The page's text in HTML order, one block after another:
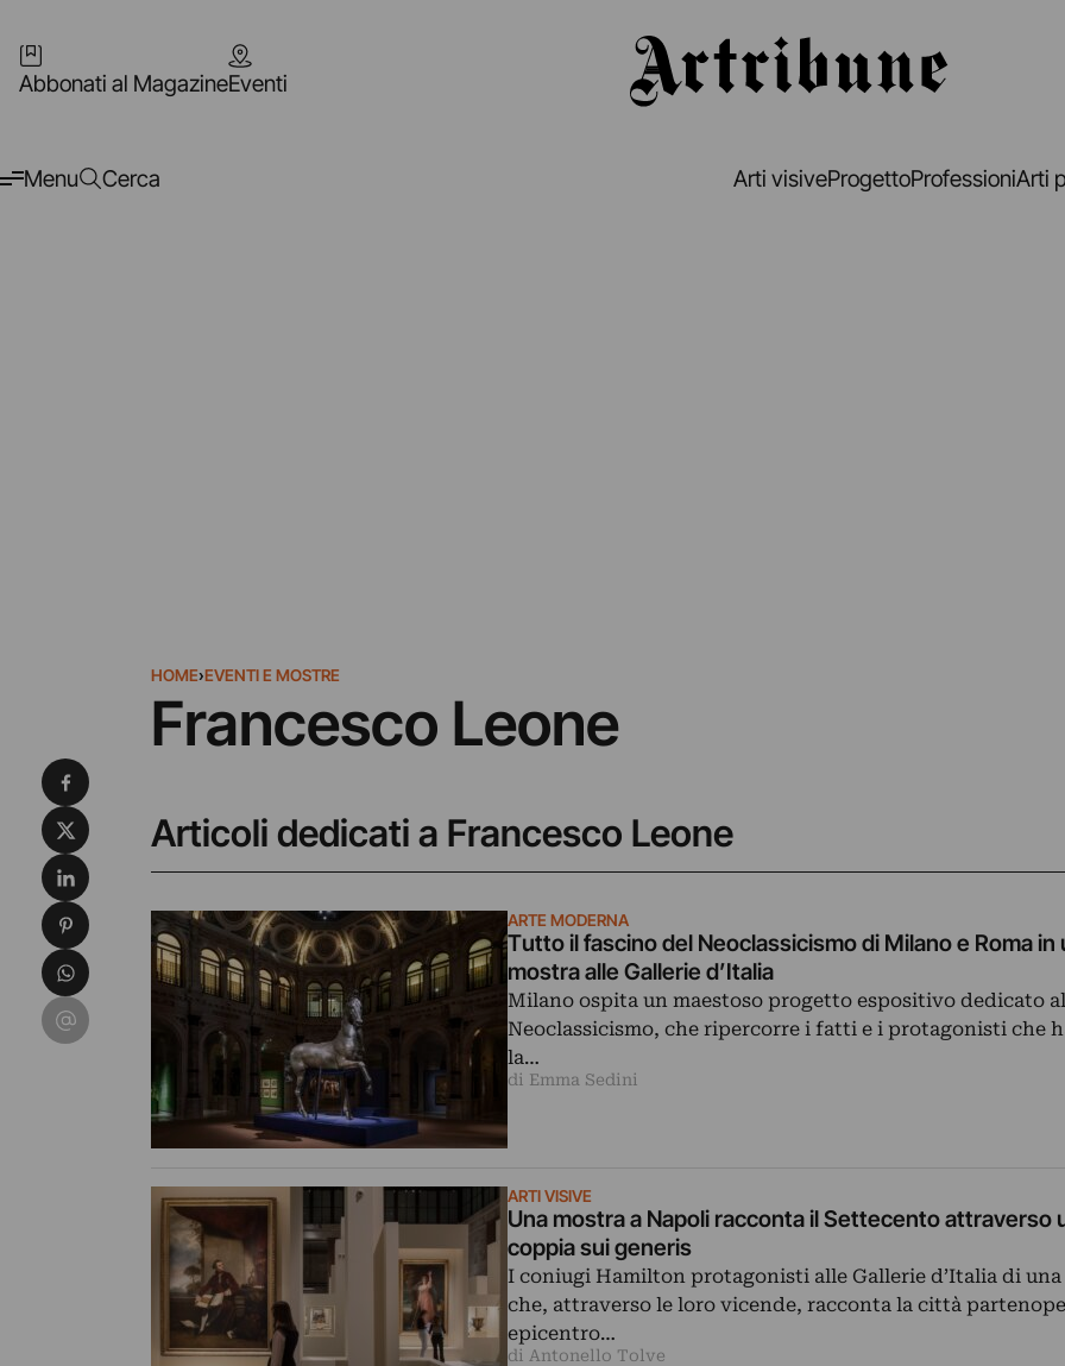
Abbonati al MagazineEventi
Menu Cerca Arti visiveProgettoProfessioniArti
HOME›EVENTI E MOSTRE
Francesco Leone
Articoli dedicati a Francesco Leone
ARTE MODERNA
Tutto il fascino del Neoclassicismo di Milano e Roma in
mostra alle Gallerie d’Italia
Milano ospita un maestoso progetto espositivo dedicato al
Neoclassicismo, che ripercorre i fatti e i protagonisti che
la…
di Emma Sedini
ARTI VISIVE
Una mostra a Napoli racconta il Settecento attraverso
coppia sui generis
I coniugi Hamilton protagonisti alle Gallerie d’Italia di
che, attraverso le loro vicende, racconta la città
epicentro…
di Antonello Tolve
Condividi su Facebook
Condividi su X
Condividi su LinkedIn
Condividi su Pinterest
Condividi su WhatsApp
Condividi su Email